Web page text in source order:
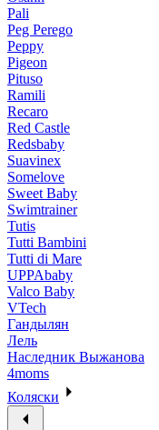
Pali
Peg Perego
Peppy
Pigeon
Pituso
Ramili
Recaro
Red Castle
Redsbaby
Suavinex
Somelove
Sweet Baby
Swimtrainer
Tutis
Tutti Bambini
Tutti di Mare
UPPAbaby
Valco Baby
VTech
Гандылян
Лель
Наследник Выжанова
4moms
Коляски